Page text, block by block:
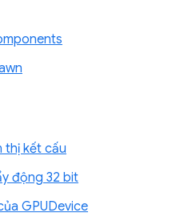
thị kết cấu
động 32 bit
GPUDevice